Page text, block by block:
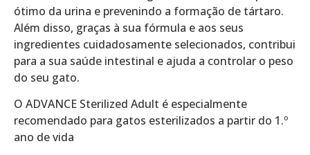
ótimo da urina e prevenindo a formação de tártaro.
Além disso, graças à sua fórmula e aos seus
ingredientes cuidadosamente selecionados, contribui
para a sua saúde intestinal e ajuda a controlar o peso
do seu gato.
O ADVANCE Sterilized Adult é especialmente
recomendado para gatos esterilizados a partir do 1.º
ano de vida